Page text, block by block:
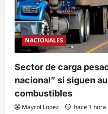
NACIONALES
Sector de carga
nacional” si siguen
combustibles
Maycol Lopez hace 1 hora